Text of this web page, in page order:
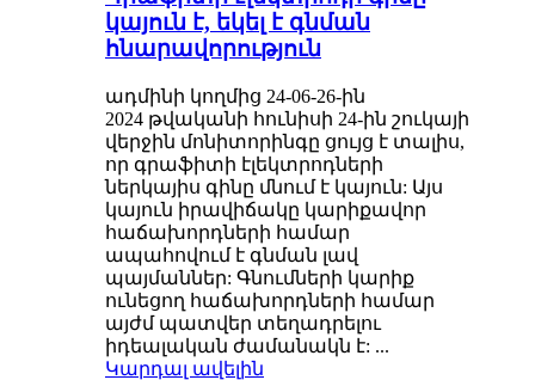
կայուն է, եկել է գնման
հնարավորություն
ադմինի կողմից 24-06-26-ին
2024 թվականի հունիսի 24-ին շուկայի
վերջին մոնիտորինգը ցույց է տալիս,
որ գրաֆիտի էլեկտրոդների
ներկայիս գինը մնում է կայուն: Այս
կայուն իրավիճակը կարիքավոր
հաճախորդների համար
ապահովում է գնման լավ
պայմաններ: Գնումների կարիք
ունեցող հաճախորդների համար
այժմ պատվեր տեղադրելու
իդեալական ժամանակն է: ...
Կարդալ ավելին